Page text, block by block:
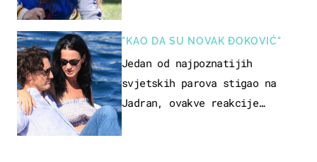
"KAO DA SU NOVAK ĐOKOVIĆ"
Jedan od najpoznatijih
svjetskih parova stigao na
Jadran, ovakve reakcije